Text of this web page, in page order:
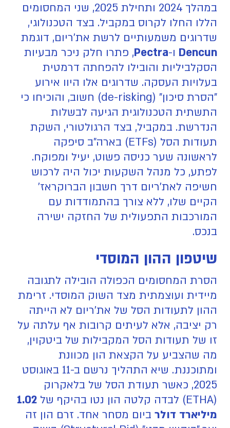
במהלך 2024 ותחילת 2025, שני המחסומים
הללו החלו לקרוס במקביל. בצד הטכנולוגי,
שדרוגים משמעותיים לרשת את'ריום, דוגמת
Dencun ו-Pectra, פתרו חלק ניכר מבעיות
הסקלביליות והובילו להפחתה דרמטית
בעלויות העסקה. שדרוגים אלו היוו אירוע
"הסרת סיכון" (de-risking) חשוב, והוכיחו כי
התשתית הטכנולוגית הגיעה לבשלות
הנדרשת. במקביל, בצד הרגולטורי, השקת
תעודות הסל (ETFs) בארה"ב סיפקה
לראשונה שער כניסה פשוט, יעיל ומפוקח.
לפתע, כל מנהל השקעות יכול היה לרכוש
חשיפה לאת'ריום דרך חשבון הברוקראז'
הקיים שלו, ללא צורך בהתמודדות עם
המורכבות התפעולית של החזקה ישירה
בנכס.
שיטפון ההון המוסדי
הסרת המחסומים הכפולה הובילה לתגובה
מיידית ועוצמתית מצד השוק המוסדי. זרימת
ההון לתעודות הסל של את'ריום לא הייתה
רק יציבה, אלא לעיתים קרובות אף עלתה על
זו של תעודות הסל המקבילות של ביטקוין,
מה שהצביע על הקצאת הון מכוונת
ומתוכננת. שיא התהליך נרשם ב-11 באוגוסט
2025, כאשר תעודת הסל של בלאקרוק
(ETHA) לבדה קלטה הון נטו בהיקף של
1.02
מיליארד דולר ביום מסחר אחד. זרם הון זה